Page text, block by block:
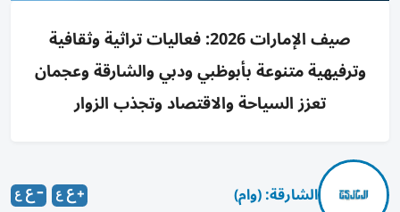
صيف الإمارات 2026: فعاليات تراثية وثقافية
وترفيهية متنوعة بأبوظبي ودبي والشارقة وعجمان
تعزز السياحة والاقتصاد وتجذب الزوار
الشارقة: (وام)